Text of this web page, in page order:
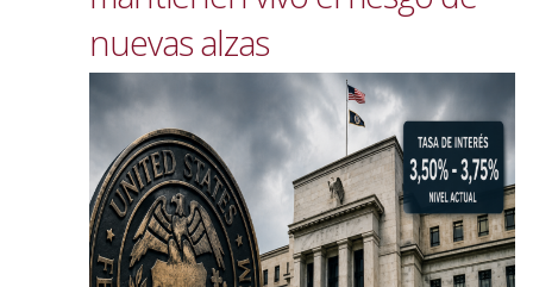
nuevas alzas